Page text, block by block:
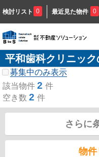
検討リスト 0 最近見た物件 0
平和歯科クリニッ
募集中のみ表示
該当物件 2 件
空き数 2 件
さらに
物件